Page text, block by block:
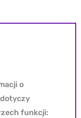
o
funkcji: